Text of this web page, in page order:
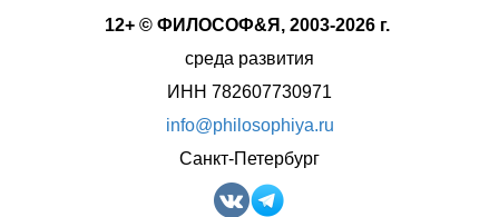
12+ © ФИЛОСОФ&Я, 2003-2026 г.
среда развития
ИНН 782607730971
info@philosophiya.ru
Санкт-Петербург